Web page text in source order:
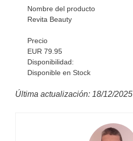
Nombre del producto
Revita Beauty
Precio
EUR 79.95
Disponibilidad:
Disponible en Stock
Última actualización: 18/12/2025